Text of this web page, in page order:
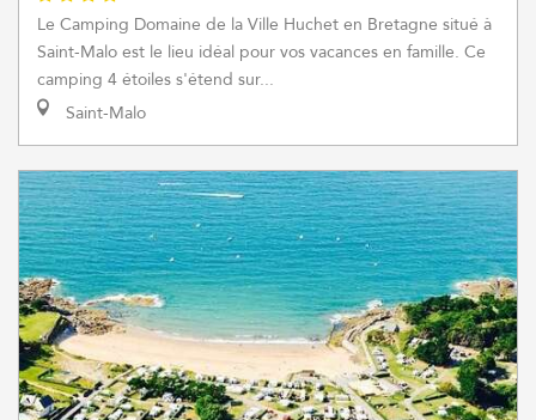
Le Camping Domaine de la Ville Huchet en Bretagne situé à
Saint-Malo est le lieu idéal pour vos vacances en famille. Ce
camping 4 étoiles s'étend sur...
Saint-Malo